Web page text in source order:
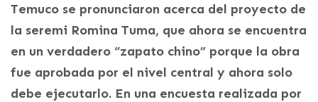
Temuco se pronunciaron acerca del proyecto de
la seremi Romina Tuma, que ahora se encuentra
en un verdadero “zapato chino” porque la obra
fue aprobada por el nivel central y ahora solo
debe ejecutarlo. En una encuesta realizada por